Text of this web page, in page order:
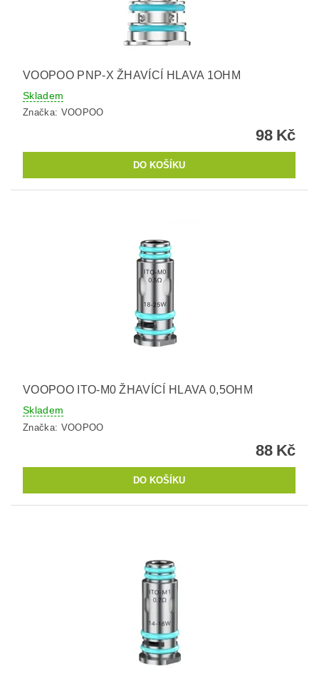
VOOPOO PNP-X ŽHAVÍCÍ HLAVA 1OHM
Skladem
Značka: VOOPOO
98 Kč
VOOPOO ITO-M0 ŽHAVÍCÍ HLAVA 0,5OHM
Skladem
Značka: VOOPOO
88 Kč